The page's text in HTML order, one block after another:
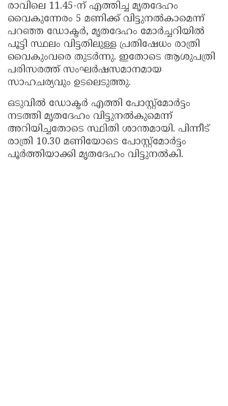
രാവിലെ 11.45-ന് എത്തിച്ച മൃതദേഹം
വൈകുന്നേരം 5 മണിക്ക് വിട്ടുനൽകാമെന്ന്
പറഞ്ഞ ഡോക്ടർ, മൃതദേഹം മോർച്ചറിയിൽ
പൂട്ടി സ്ഥലം വിട്ടതിലുള്ള പ്രതിഷേധം രാത്രി
വൈകുംവരെ തുടർന്നു. ഇതോടെ ആശുപത്രി
പരിസരത്ത് സംഘർഷസമാനമായ
സാഹചര്യവും ഉടലെടുത്തു.
ഒടുവിൽ ഡോക്ടർ എത്തി പോസ്റ്റ്‌മോർട്ടം
നടത്തി മൃതദേഹം വിട്ടുനൽകുമെന്ന്
അറിയിച്ചതോടെ സ്ഥിതി ശാന്തമായി. പിന്നീട്
രാത്രി 10.30 മണിയോടെ പോസ്റ്റ്‌മോർട്ടം
പൂർത്തിയാക്കി മൃതദേഹം വിട്ടുനൽകി.